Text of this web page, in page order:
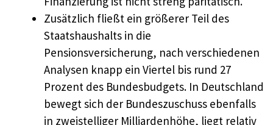
Zusätzlich fließt ein größerer Teil des
Staatshaushalts in die
Pensionsversicherung, nach verschiedenen
Analysen knapp ein Viertel bis rund 27
Prozent des Bundesbudgets. In Deutschland
bewegt sich der Bundeszuschuss ebenfalls
in zweistelliger Milliardenhöhe, liegt relativ